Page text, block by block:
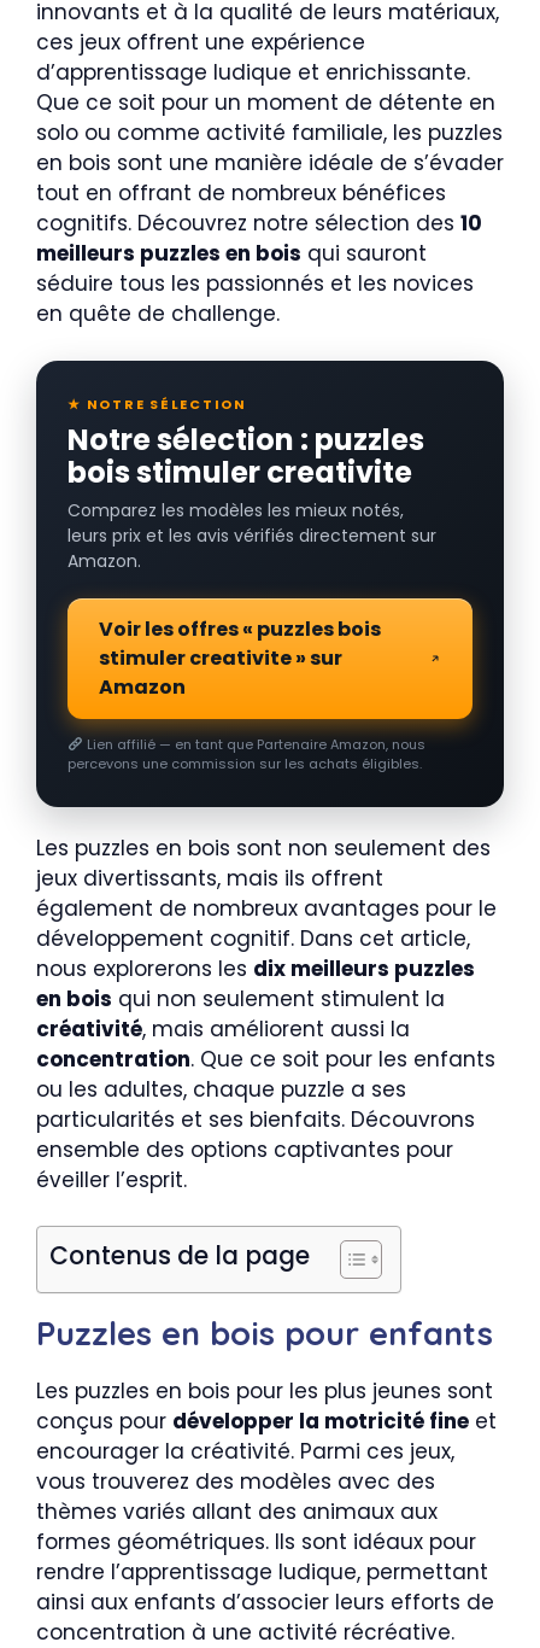
innovants et à la qualité de leurs matériaux,
ces jeux offrent une expérience
d’apprentissage ludique et enrichissante.
Que ce soit pour un moment de détente en
solo ou comme activité familiale, les puzzles
en bois sont une manière idéale de s’évader
tout en offrant de nombreux bénéfices
cognitifs. Découvrez notre sélection des 10
meilleurs puzzles en bois qui sauront
séduire tous les passionnés et les novices
en quête de challenge.
★ NOTRE SÉLECTION
Notre sélection : puzzles
bois stimuler creativite
Comparez les modèles les mieux notés,
leurs prix et les avis vérifiés directement sur
Amazon.
Voir les offres « puzzles bois
stimuler creativite » sur
Amazon
Lien affilié — en tant que Partenaire Amazon, nous
percevons une commission sur les achats éligibles.
Les puzzles en bois sont non seulement des
jeux divertissants, mais ils offrent
également de nombreux avantages pour le
développement cognitif. Dans cet article,
nous explorerons les dix meilleurs puzzles
en bois qui non seulement stimulent la
créativité, mais améliorent aussi la
concentration. Que ce soit pour les enfants
ou les adultes, chaque puzzle a ses
particularités et ses bienfaits. Découvrons
ensemble des options captivantes pour
éveiller l’esprit.
Contenus de la page
Puzzles en bois pour enfants
Les puzzles en bois pour les plus jeunes sont
conçus pour développer la motricité fine et
encourager la créativité. Parmi ces jeux,
vous trouverez des modèles avec des
thèmes variés allant des animaux aux
formes géométriques. Ils sont idéaux pour
rendre l’apprentissage ludique, permettant
ainsi aux enfants d’associer leurs efforts de
concentration à une activité récréative.